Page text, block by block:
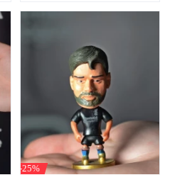
-25%